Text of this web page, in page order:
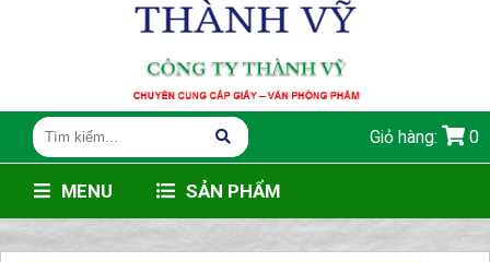
Giỏ hàng: 0
MENU SẢN PHẨM